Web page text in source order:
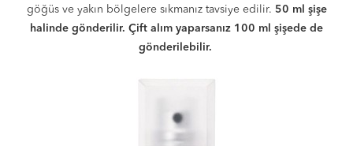
göğüs ve yakın bölgelere sıkmanız tavsiye edilir. 50 ml şişe
halinde gönderilir. Çift alım yaparsanız 100 ml şişede de
gönderilebilir.